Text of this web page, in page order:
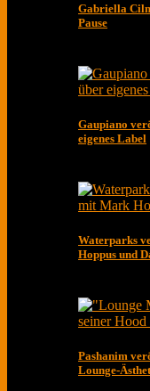
Gabriella
Pause
Gaupiano
eigenes Label
Waterparks
Hoppus und
Pashanim
Lounge-